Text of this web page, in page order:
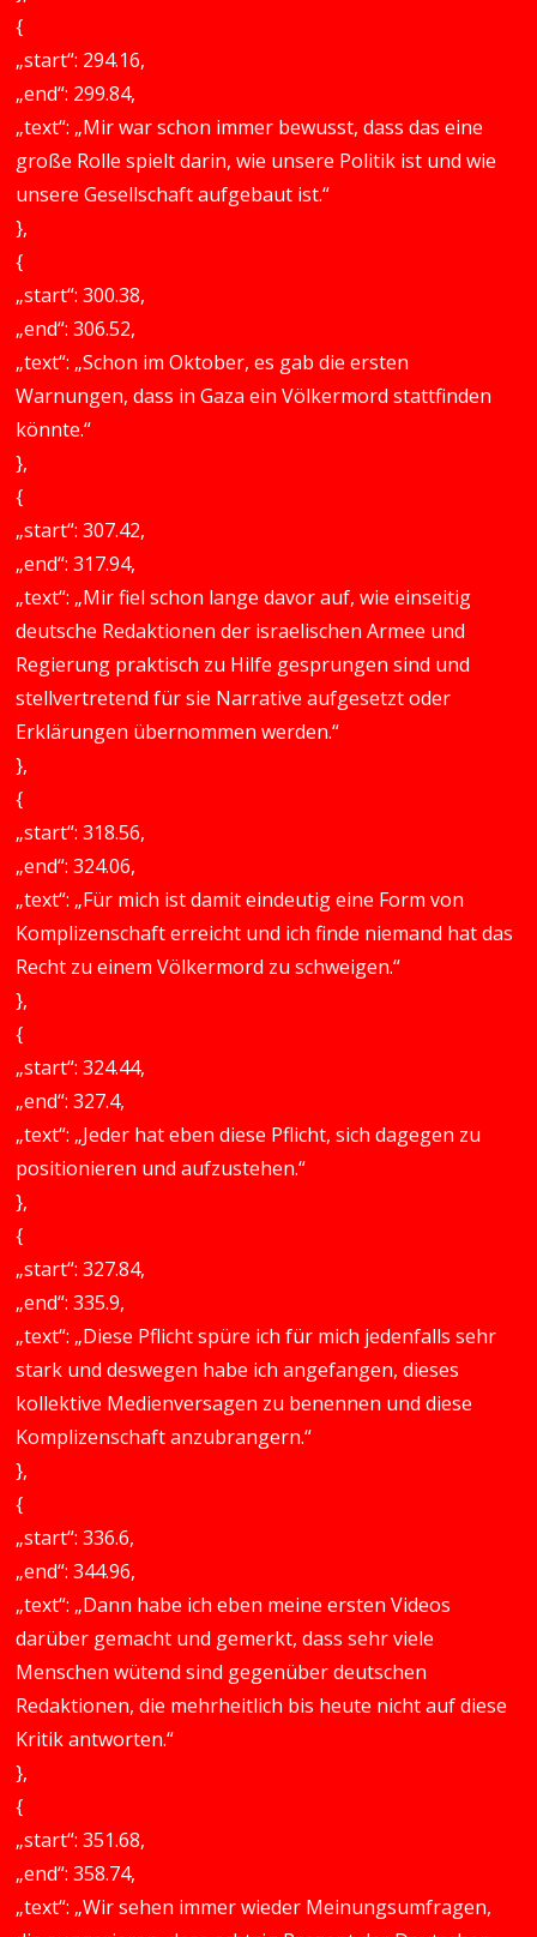
{
„start“: 294.16,
„end“: 299.84,
„text“: „Mir war schon immer bewusst, dass das eine
große Rolle spielt darin, wie unsere Politik ist und wie
unsere Gesellschaft aufgebaut ist.“
},
{
„start“: 300.38,
„end“: 306.52,
„text“: „Schon im Oktober, es gab die ersten
Warnungen, dass in Gaza ein Völkermord stattfinden
könnte.“
},
{
„start“: 307.42,
„end“: 317.94,
„text“: „Mir fiel schon lange davor auf, wie einseitig
deutsche Redaktionen der israelischen Armee und
Regierung praktisch zu Hilfe gesprungen sind und
stellvertretend für sie Narrative aufgesetzt oder
Erklärungen übernommen werden.“
},
{
„start“: 318.56,
„end“: 324.06,
„text“: „Für mich ist damit eindeutig eine Form von
Komplizenschaft erreicht und ich finde niemand hat das
Recht zu einem Völkermord zu schweigen.“
},
{
„start“: 324.44,
„end“: 327.4,
„text“: „Jeder hat eben diese Pflicht, sich dagegen zu
positionieren und aufzustehen.“
},
{
„start“: 327.84,
„end“: 335.9,
„text“: „Diese Pflicht spüre ich für mich jedenfalls sehr
stark und deswegen habe ich angefangen, dieses
kollektive Medienversagen zu benennen und diese
Komplizenschaft anzubrangern.“
},
{
„start“: 336.6,
„end“: 344.96,
„text“: „Dann habe ich eben meine ersten Videos
darüber gemacht und gemerkt, dass sehr viele
Menschen wütend sind gegenüber deutschen
Redaktionen, die mehrheitlich bis heute nicht auf diese
Kritik antworten.“
},
{
„start“: 351.68,
„end“: 358.74,
„text“: „Wir sehen immer wieder Meinungsumfragen,